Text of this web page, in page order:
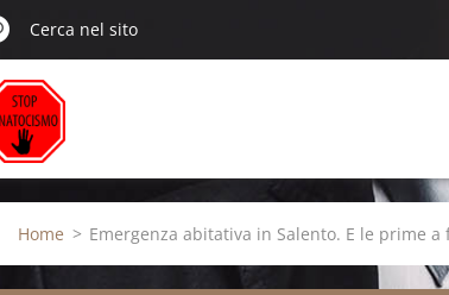
Home > Emergenza abitativa in Salento. E le prime